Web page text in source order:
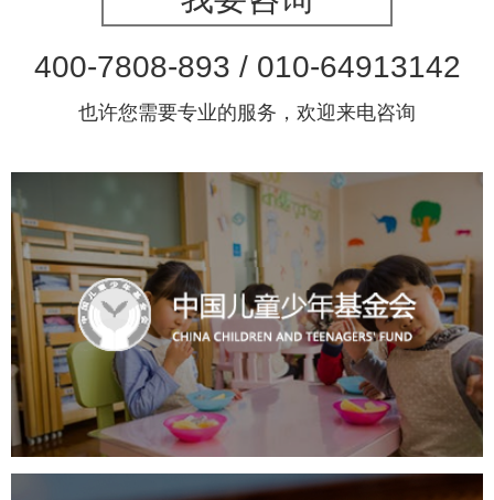
400-7808-893 / 010-64913142
也许您需要专业的服务，欢迎来电咨询
中国儿童少年基金会
公益组织 机构组织 网站 网站建设 网站设计